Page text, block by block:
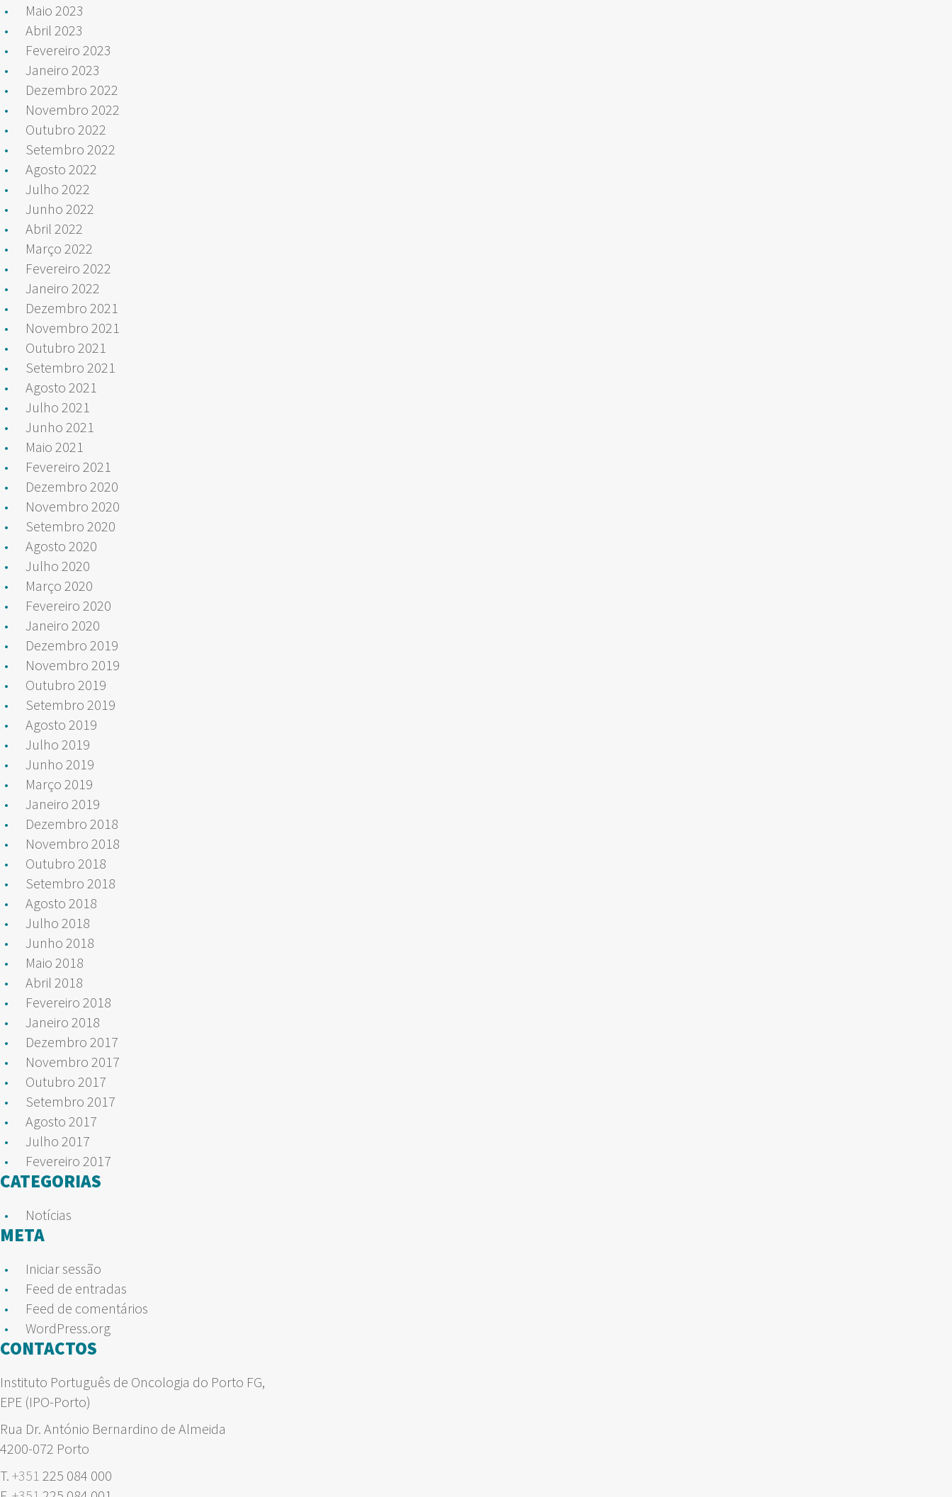
Maio 2023
Abril 2023
Fevereiro 2023
Janeiro 2023
Dezembro 2022
Novembro 2022
Outubro 2022
Setembro 2022
Agosto 2022
Julho 2022
Junho 2022
Abril 2022
Março 2022
Fevereiro 2022
Janeiro 2022
Dezembro 2021
Novembro 2021
Outubro 2021
Setembro 2021
Agosto 2021
Julho 2021
Junho 2021
Maio 2021
Fevereiro 2021
Dezembro 2020
Novembro 2020
Setembro 2020
Agosto 2020
Julho 2020
Março 2020
Fevereiro 2020
Janeiro 2020
Dezembro 2019
Novembro 2019
Outubro 2019
Setembro 2019
Agosto 2019
Julho 2019
Junho 2019
Março 2019
Janeiro 2019
Dezembro 2018
Novembro 2018
Outubro 2018
Setembro 2018
Agosto 2018
Julho 2018
Junho 2018
Maio 2018
Abril 2018
Fevereiro 2018
Janeiro 2018
Dezembro 2017
Novembro 2017
Outubro 2017
Setembro 2017
Agosto 2017
Julho 2017
Fevereiro 2017
CATEGORIAS
Notícias
META
Iniciar sessão
Feed de entradas
Feed de comentários
WordPress.org
CONTACTOS
Instituto Português de Oncologia do Porto FG,
EPE (IPO-Porto)
Rua Dr. António Bernardino de Almeida
4200-072 Porto
T. +351 225 084 000